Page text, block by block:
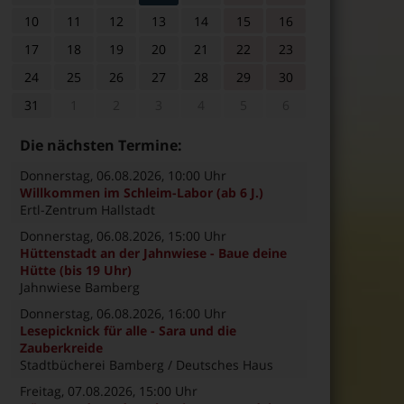
10
11 12 13 14 15
16
17
18 19 20 21 22
23
24
25 26 27 28 29
30
31
Die nächsten Termine:
Donnerstag, 06.08.2026, 10:00 Uhr
Willkommen im Schleim-Labor (ab 6 J.)
Ertl-Zentrum Hallstadt
Donnerstag, 06.08.2026, 15:00 Uhr
Hüttenstadt an der Jahnwiese - Baue deine
Hütte (bis 19 Uhr)
Jahnwiese Bamberg
Donnerstag, 06.08.2026, 16:00 Uhr
Lesepicknick für alle - Sara und die
Zauberkreide
Stadtbücherei Bamberg / Deutsches Haus
Freitag, 07.08.2026, 15:00 Uhr